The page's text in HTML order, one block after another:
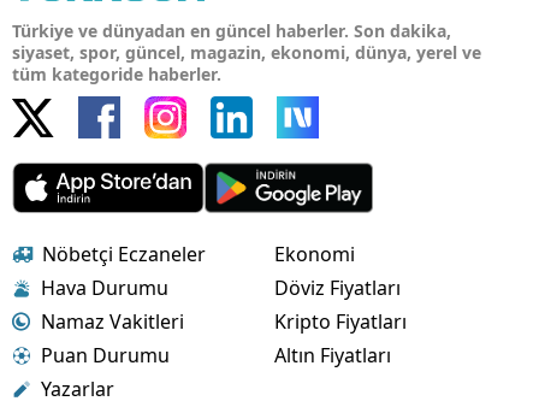
Türkiye ve dünyadan en güncel haberler. Son dakika,
siyaset, spor, güncel, magazin, ekonomi, dünya, yerel ve
tüm kategoride haberler.
Nöbetçi Eczaneler
Hava Durumu
Namaz Vakitleri
Puan Durumu
Yazarlar
Ekonomi
Döviz Fiyatları
Kripto Fiyatları
Altın Fiyatları